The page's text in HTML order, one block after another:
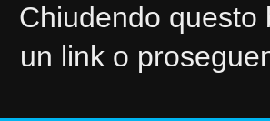
Chiudendo questo
un link o